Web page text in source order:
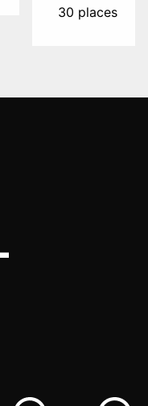
30 places